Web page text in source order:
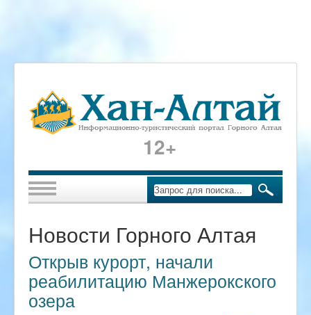
12+
Новости Горного Алтая
Открыв курорт, начали
реабилитацию Манжерокского
озера